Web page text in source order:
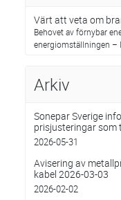
Värt att veta om
Behovet av förnybar
energiomställningen –
Arkiv
Sonepar Sverige
prisjusteringar som
2026-05-31
Avisering av
kabel 2026-03-03
2026-02-02